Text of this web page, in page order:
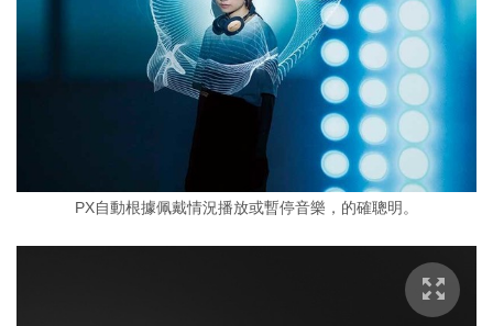
PX自動根據佩戴情況播放或暫停音樂，的確聰明。